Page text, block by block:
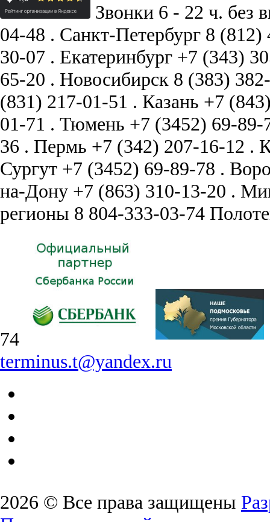
Звонки 6 - 22 ч. без
04-48 . Санкт-Петербург 8 (812)
30-07 . Екатеринбург +7 (343)
65-20 . Новосибирск 8 (383)
(831) 217-01-51 . Казань +7
01-71 . Тюмень +7 (3452) 69-89-
36 . Пермь +7 (342) 207-16-12 .
Сургут +7 (3452) 69-89-78 .
на-Дону +7 (863) 310-13-20 .
регионы 8 804-333-03-74
74
terminus.t@yandex.ru
2026 © Все права защищены